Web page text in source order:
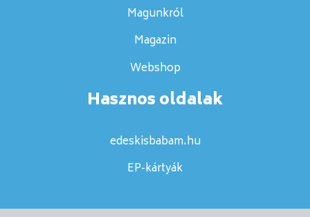
Magunkról
Magazin
Webshop
Hasznos oldalak
edeskisbabam.hu
EP-kártyák